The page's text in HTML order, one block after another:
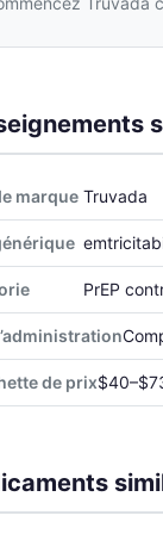
marque Truvada
PrEP
de prix